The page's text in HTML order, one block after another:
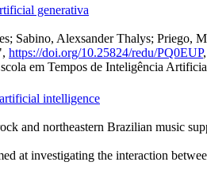
generativa
Sabino, Alexsander Thalys; Priego,
https://doi.org/10.25824/redu/PQ0EUP
em Tempos de Inteligência
intelligence
and northeastern Brazilian music
at investigating the interaction